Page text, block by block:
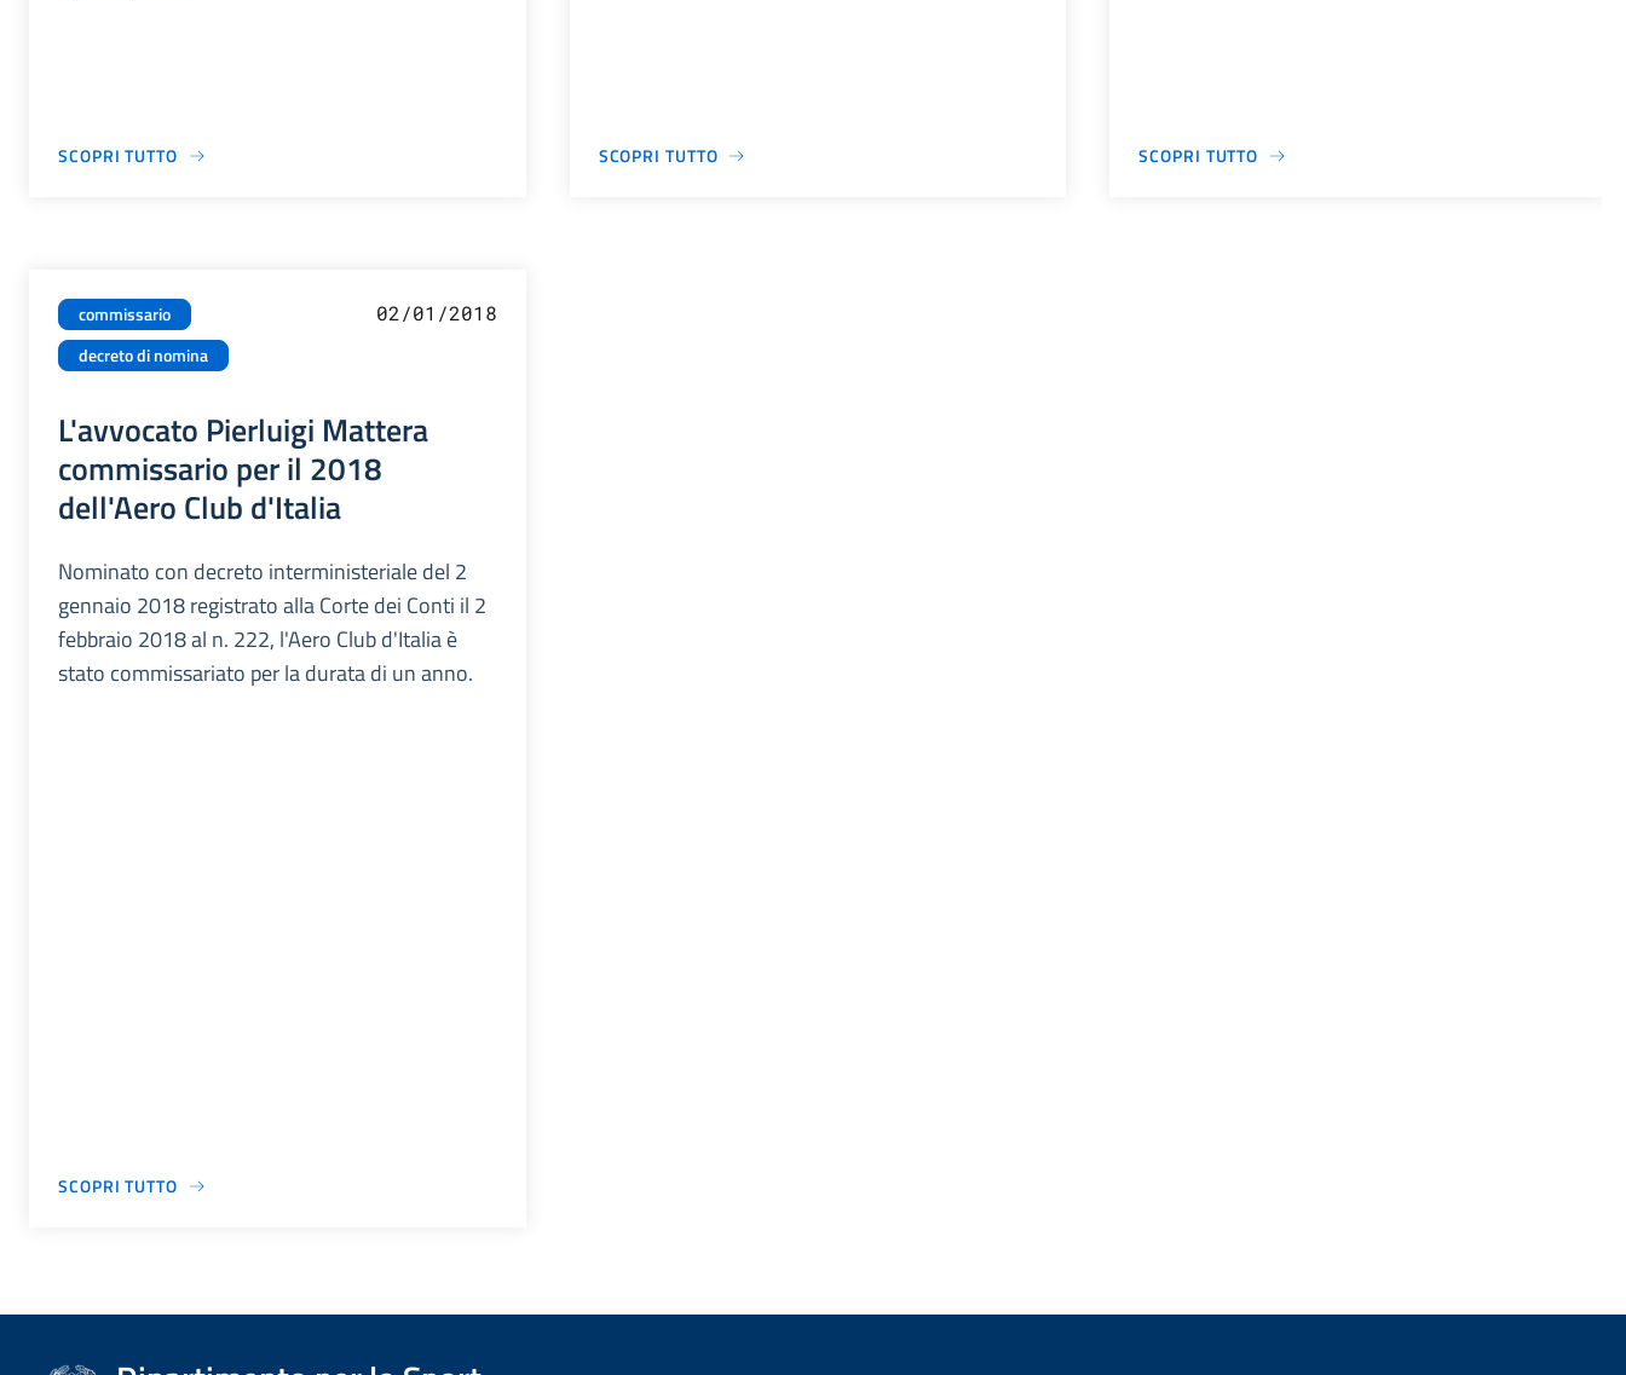
SCOPRI TUTTO SCOPRI TUTTO SCOPRI TUTTO
commissario
decreto di nomina
02/01/2018
L'avvocato Pierluigi Mattera
commissario per il 2018
dell'Aero Club d'Italia
Nominato con decreto interministeriale del 2
gennaio 2018 registrato alla Corte dei Conti il 2
febbraio 2018 al n. 222, l'Aero Club d'Italia è
stato commissariato per la durata di un anno.
SCOPRI TUTTO